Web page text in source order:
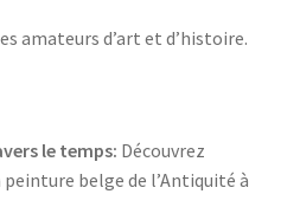
amateurs d’art et d’histoire.
le temps: Découvrez
peinture belge de l’Antiquité à